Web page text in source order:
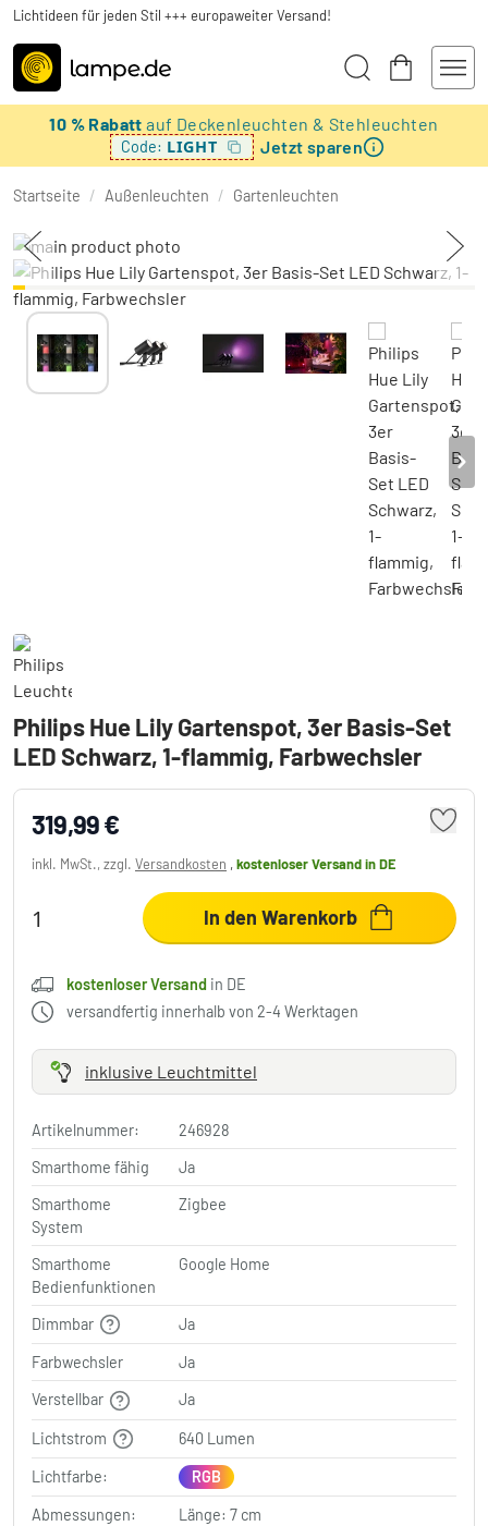
Lichtideen für jeden Stil +++ europaweiter Versand!
10 % Rabattauf Deckenleuchten & Stehleuchten
Code: LIGHT Jetzt sparen
Startseite / Außenleuchten / Gartenleuchten
Philips Hue Lily Gartenspot, 3er Basis-Set
LED Schwarz, 1-flammig, Farbwechsler
319,99 €
inkl. MwSt., zzgl. Versandkosten ,kostenloser Versandin DE
In den Warenkorb
kostenloser Versand in DE
versandfertig innerhalb von 2-4 Werktagen
inklusive Leuchtmittel
Artikelnummer:
246928
Smarthome fähig
Ja
Smarthome
System
Zigbee
Smarthome
Bedienfunktionen
Google Home
Dimmbar Ja
Farbwechsler
Ja
Verstellbar
Ja
Lichtstrom 640 Lumen
Lichtfarbe: RGB
Abmessungen:
Länge: 7 cm